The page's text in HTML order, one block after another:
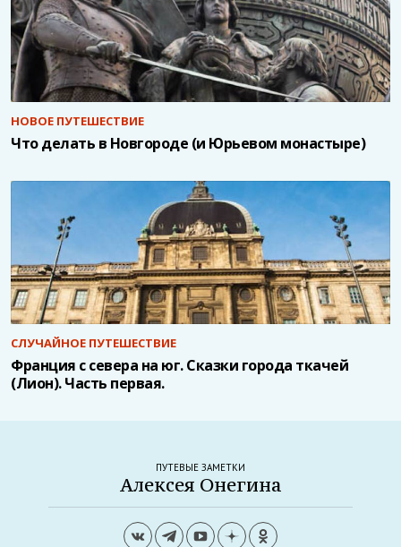
НОВОЕ ПУТЕШЕСТВИЕ
Что делать в Новгороде (и Юрьевом монастыре)
СЛУЧАЙНОЕ ПУТЕШЕСТВИЕ
Франция с севера на юг. Сказки города ткачей
(Лион). Часть первая.
ПУТЕВЫЕ ЗАМЕТКИ
Алексея Онегина